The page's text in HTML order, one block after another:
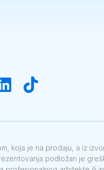
koja je na prodaju, a iz
podložan je